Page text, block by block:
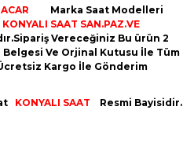
Marka Saat Modelleri
KONYALI SAAT SAN.PAZ.VE
Vereceğiniz Bu ürün 2
Belgesi Ve Orjinal Kutusu İle Tüm
Kargo İle Gönderim
KONYALI SAAT Resmi Bayisidir.